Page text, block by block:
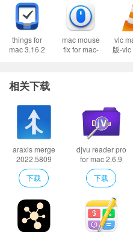
然而有的应用开启了任何来源还是
签名应用的权限，这时候就需要通过
证。
Mac安装软件时提示已损坏怎么办
3、关闭SIP系统完整性保护：
软件特色
OnyX可以帮助你检视启动的磁盘
行很多的系统维护子程序，比如配置
afari，Login window中的一些隐藏的
使用它来验证启动磁盘及其系统文件
nder，Dock，Safari和Apple的某些
v1.5.6.94576
解版
things for
mac 3.16.2
mac mouse
fix for mac-
vlc
版-
相关下载
araxis merge
2022.5809
macos文件对比
工具
下载
djvu reader pro
for mac 2.6.9
djvu文档阅读器
下载